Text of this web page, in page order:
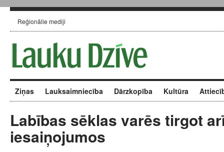
Reģionālie mediji
Ziņas Lauksaimniecība Dārzkopība Kultūra
Labības sēklas varēs tirgot
iesaiņojumos